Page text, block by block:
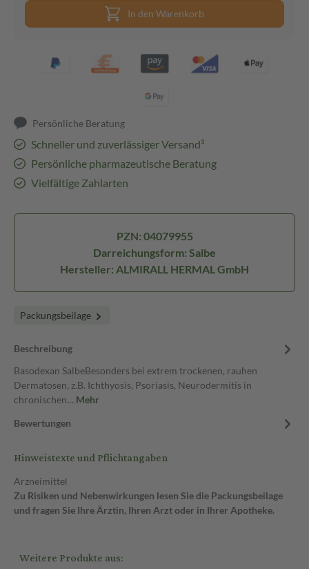
In den Warenkorb
Persönliche Beratung
Schneller und zuverlässiger Versand³
Persönliche pharmazeutische Beratung
Vielfältige Zahlarten
PZN: 04079955
Darreichungsform: Salbe
Hersteller: ALMIRALL HERMAL GmbH
Packungsbeilage
Beschreibung
Basodexan SalbeBesonders bei extrem trockenen, rauhen
Dermatosen, z.B. Ichthyosis, Psoriasis, Neurodermitis in
chronischen… Mehr
Bewertungen
Hinweistexte und Pflichtangaben
Arzneimittel
Zu Risiken und Nebenwirkungen lesen Sie die Packungsbeilage
und fragen Sie Ihre Ärztin, Ihren Arzt oder in Ihrer Apotheke.
Weitere Produkte aus: